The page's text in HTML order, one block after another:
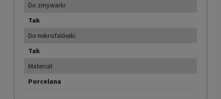
Do zmywarki
Tak
Do mikrofalówki
Tak
Materiał
Porcelana